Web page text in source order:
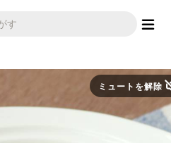
ミュートを解除